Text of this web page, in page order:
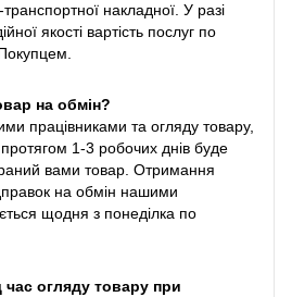
накладної. У разі
якості вартість послуг по
на обмін?
працівниками та огляду товару,
1-3 робочих днів буде
вами товар. Отримання
на обмін нашими
щодня з понеділка по
огляду товару при